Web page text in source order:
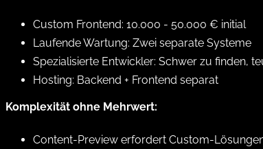
Custom Frontend: 10.000 - 50.000 € initial
Laufende Wartung: Zwei separate Systeme
Spezialisierte Entwickler: Schwer zu finden,
Hosting: Backend + Frontend separat
Komplexität ohne Mehrwert:
Content-Preview erfordert Custom-